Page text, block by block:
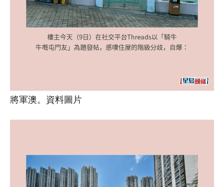
將軍澳。資料圖片